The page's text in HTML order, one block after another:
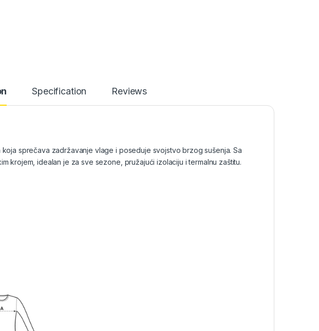
Specification Reviews
sprečava zadržavanje vlage i poseduje svojstvo brzog sušenja. Sa
krojem, idealan je za sve sezone, pružajući izolaciju i termalnu zaštitu.